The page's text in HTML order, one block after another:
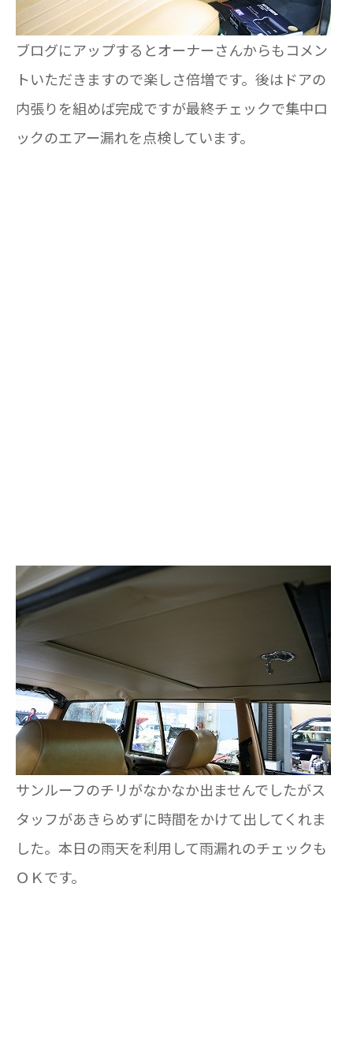
ブログにアップするとオーナーさんからもコメン
トいただきますので楽しさ倍増です。後はドアの
内張りを組めば完成ですが最終チェックで集中ロ
ックのエアー漏れを点検しています。
サンルーフのチリがなかなか出ませんでしたがス
タッフがあきらめずに時間をかけて出してくれま
した。本日の雨天を利用して雨漏れのチェックも
ＯＫです。